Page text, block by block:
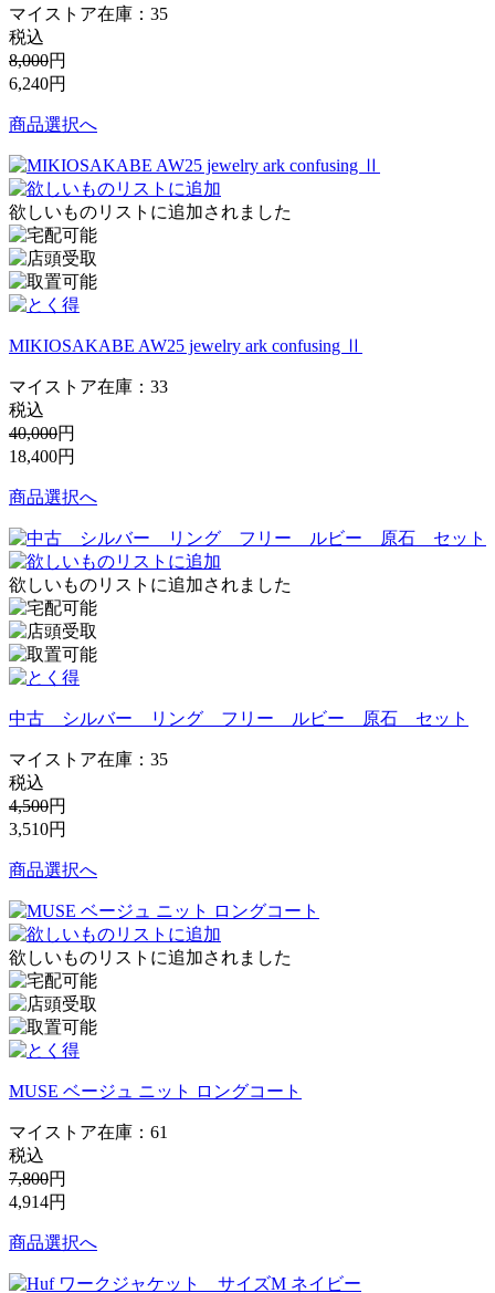
マイストア在庫： 35
税込
8,000円
6,240円
商品選択へ
欲しいものリストに追加されました
MIKIOSAKABE AW25 jewelry ark confusing Ⅱ
マイストア在庫： 33
税込
40,000円
18,400円
商品選択へ
欲しいものリストに追加されました
中古 シルバー リング フリー ルビー 原石 セット
マイストア在庫： 35
税込
4,500円
3,510円
商品選択へ
欲しいものリストに追加されました
MUSE ベージュ ニット ロングコート
マイストア在庫： 61
税込
7,800円
4,914円
商品選択へ